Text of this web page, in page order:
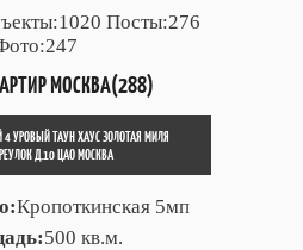
Посты:276
МОСКВА(288)
4 УРОВЫЙ ТАУН ХАУС ЗОЛОТАЯ МИЛЯ
Д.10 ЦАО МОСКВА
Кропоткинская 5мп
500 кв.м.